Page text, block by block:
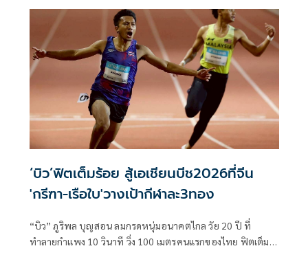
60 เมตรหญิง หลังออกสตาร์ทได้ดีวิ่งนำเข้าเส้นชัยเป็นคนแรก
ด้วยเวลา 7.46 วินาที คว้าเหรียญทองแรกทันที ส่วน "น่าน" ศุภา
นิช พูลเกิด เข้าที่ 6 เวลา 7.67 วินาที โดยเหรียญเงิน ซู เจียลู่ จาก
จีน 7.49 วินาที และ ทองแดง เจสซิด้า โรส ลอเรนซ์ จาก
ฟิลิปปินส์ 7.52 วินาที
‘บิว’ฟิตเต็มร้อย สู้เอเชียนบีช2026ที่จีน
'กรีฑา-เรือใบ'วางเป้ากีฬาละ3ทอง
“บิว” ภูริพล บุญสอน ลมกรดหนุ่มอนาคตไกล วัย 20 ปี ที่
ทำลายกำแพง 10 วินาที วิ่ง 100 เมตรคนแรกของไทย ฟิตเต็ม